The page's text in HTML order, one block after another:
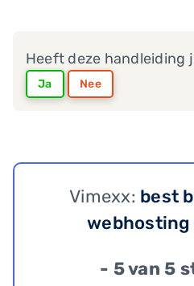
Heeft deze handleiding
Ja Nee
Vimexx: best
- 5 van 5